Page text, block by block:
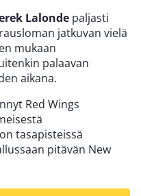
Lalonde paljasti
jatkuvan vielä
mukaan
palaavan
aikana.
Red Wings
tasapisteissä
pitävän New